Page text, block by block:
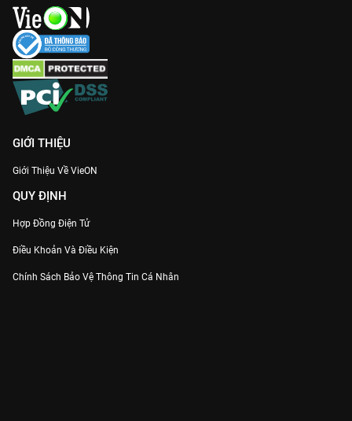
GIỚI THIỆU
Giới Thiệu Về VieON
QUY ĐỊNH
Hợp Đồng Điện Tử
Điều Khoản Và Điều Kiện
Chính Sách Bảo Vệ Thông Tin Cá Nhân